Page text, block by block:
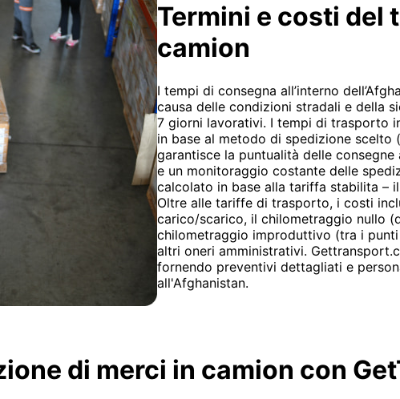
Termini e costi del
camion
I tempi di consegna all’interno
causa delle condizioni stradali e della
7 giorni lavorativi. I tempi di trasporto
in base al metodo di spedizione scelto
garantisce la puntualità delle
e un monitoraggio costante delle
calcolato in base alla tariffa stabilita –
Oltre alle tariffe di trasporto, i costi
carico/scarico, il chilometraggio nullo
chilometraggio improduttivo (tra i
altri oneri amministrativi.
fornendo preventivi dettagliati e
all'Afghanistan.
di merci in camion con